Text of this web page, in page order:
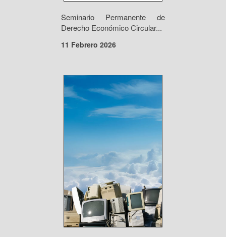
Seminario Permanente de
Derecho Económico Circular...
11 Febrero 2026